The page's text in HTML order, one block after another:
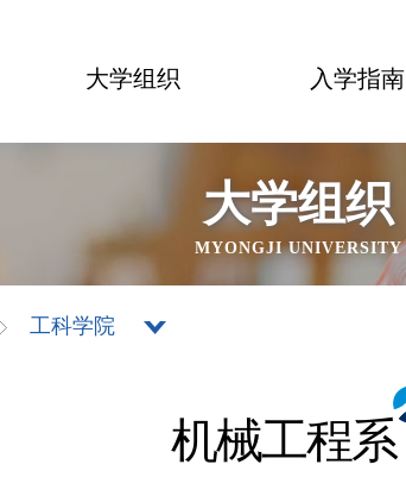
大学组织 入学指南
大学组织
MYONGJI UNIVERSITY
工科学院
机械工程系